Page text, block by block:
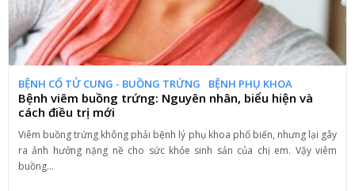
BỆNH CỔ TỬ CUNG - BUỒNG TRỨNG BỆNH PHỤ KHOA
Bệnh viêm buồng trứng: Nguyên nhân, biểu hiện và
cách điều trị mới
Viêm buồng trứng không phải bệnh lý phụ khoa phổ biến, nhưng lại gây
ra ảnh hưởng nặng nề cho sức khỏe sinh sản của chị em. Vậy viêm
buồng...